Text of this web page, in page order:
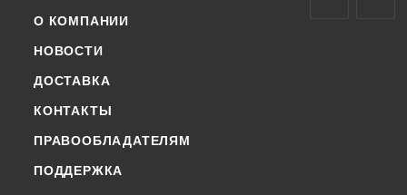
О КОМПАНИИ
НОВОСТИ
ДОСТАВКА
КОНТАКТЫ
ПРАВООБЛАДАТЕЛЯМ
ПОДДЕРЖКА